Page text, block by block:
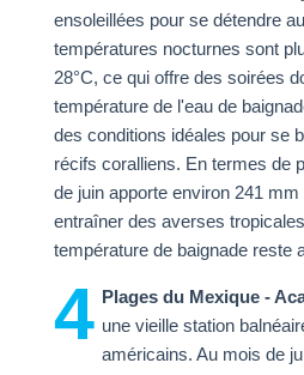
ensoleillées pour se détendre
températures nocturnes sont
28°C, ce qui offre des soirées
température de l'eau de
des conditions idéales pour se
récifs coralliens. En termes de
de juin apporte environ 241
entraîner des averses
température de baignade reste
4 Plages du Mexique -
une vieille station
américains. Au mois de